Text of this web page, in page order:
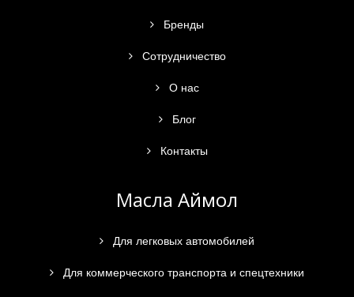
Бренды
Сотрудничество
О нас
Блог
Контакты
Масла Аймол
Для легковых автомобилей
Для коммерческого транспорта и спецтехники